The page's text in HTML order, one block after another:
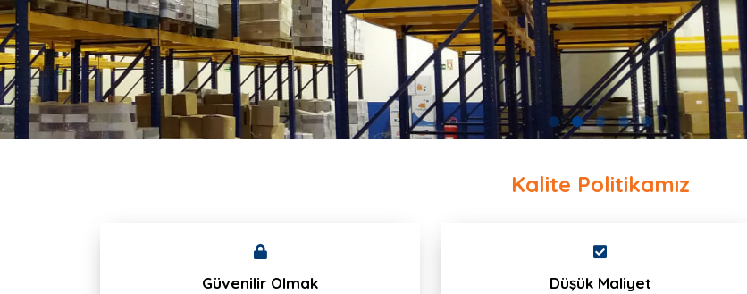
Kalite Politikamız
Güvenilir Olmak Düşük Maliyet